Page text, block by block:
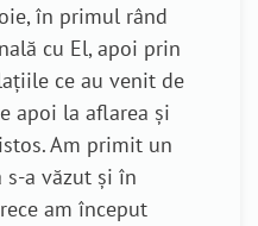
în primul rând
cu El, apoi prin
ce au venit de
apoi la aflarea și
Am primit un
s-a văzut și în
am început